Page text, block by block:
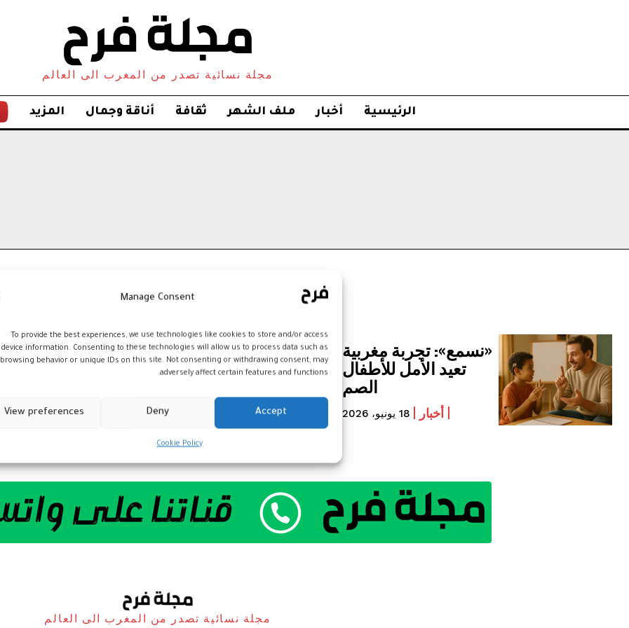
Manage Consent
To provide the best experiences, we use technologies like cookies to store and/or access
device information. Consenting to these technologies will allow us to process data such as
browsing behavior or unique IDs on this site. Not consenting or withdrawing consent, may
adversely affect certain features and functions.
Accept
Deny
View preferences
Cookie Policy
مجلة نسائية تصدر من المغرب الى العالم
الرئيسية أخبار ملف الشهر ثقافة أناقة وجمال المزيد
«نسمع»: تجربة مغربية
تعيد الأمل للأطفال
الصم
أخبار 18 يونيو، 2026
مجلة نسائية تصدر من المغرب الى العالم